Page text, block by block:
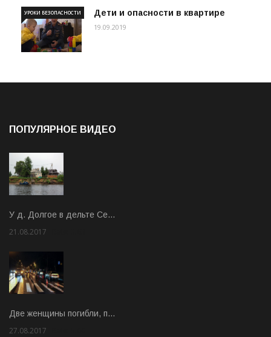
Дети и опасности в квартире
УРОКИ БЕЗОПАСНОСТИ
19.09.2019
ПОПУЛЯРНОЕ ВИДЕО
У д. Долгое в дельте Се…
21.08.2017
Две женщины погибли, п…
27.08.2017